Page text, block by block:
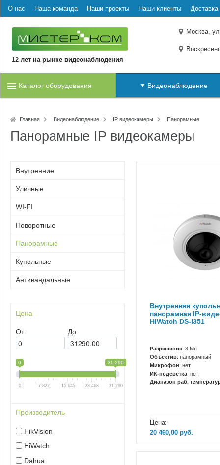
О нас Наша команда Наши проекты Наши клиенты Доставка
12 лет на рынке видеонаблюдения
Москва,
Каталог оборудования Видеонаблюдение
Главная Видеонаблюдение IP видеокамеры Панорамные
Панорамные IP видеокамеры
Внутренние
Уличные
WI-FI
Поворотные
Панорамные
Купольные
Антивандальные
Цена
От До
0 31 290
0 7 822 15 645 23 468 31 290
Производитель
HikVision
HiWatch
Dahua
Внутренняя
панорамная IP-
HiWatch DS-I351
Разрешение: 3 Мп
Объектив: панорамный
Микрофон: нет
ИК-подсветка: нет
Диапазон раб.
Цена:
20 460,00 руб.